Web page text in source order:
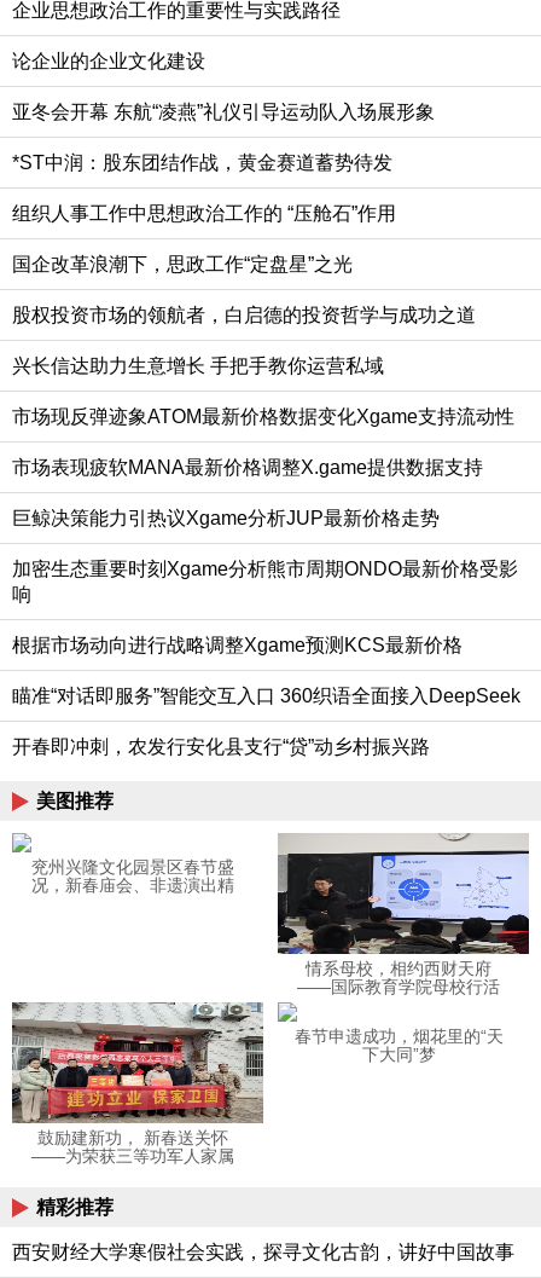
企业思想政治工作的重要性与实践路径
论企业的企业文化建设
亚冬会开幕 东航“凌燕”礼仪引导运动队入场展形象
*ST中润：股东团结作战，黄金赛道蓄势待发
组织人事工作中思想政治工作的 “压舱石”作用
国企改革浪潮下，思政工作“定盘星”之光
股权投资市场的领航者，白启德的投资哲学与成功之道
兴长信达助力生意增长 手把手教你运营私域
市场现反弹迹象ATOM最新价格数据变化Xgame支持流动性
市场表现疲软MANA最新价格调整X.game提供数据支持
巨鲸决策能力引热议Xgame分析JUP最新价格走势
加密生态重要时刻Xgame分析熊市周期ONDO最新价格受影
响
根据市场动向进行战略调整Xgame预测KCS最新价格
瞄准“对话即服务”智能交互入口 360织语全面接入DeepSeek
开春即冲刺，农发行安化县支行“贷”动乡村振兴路
美图推荐
兖州兴隆文化园景区春节盛
况，新春庙会、非遗演出精
情系母校，相约西财天府
——国际教育学院母校行活
鼓励建新功， 新春送关怀
——为荣获三等功军人家属
春节申遗成功，烟花里的“天
下大同”梦
精彩推荐
西安财经大学寒假社会实践，探寻文化古韵，讲好中国故事